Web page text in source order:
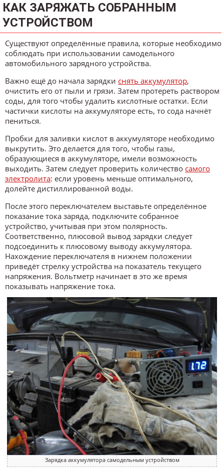
КАК ЗАРЯЖАТЬ СОБРАННЫМ
УСТРОЙСТВОМ
Существуют определённые правила, которые необходимо
соблюдать при использовании самодельного
автомобильного зарядного устройства.
Важно ещё до начала зарядки снять аккумулятор,
очистить его от пыли и грязи. Затем протереть раствором
соды, для того чтобы удалить кислотные остатки. Если
частички кислоты на аккумуляторе есть, то сода начнёт
пениться.
Пробки для заливки кислот в аккумуляторе необходимо
выкрутить. Это делается для того, чтобы газы,
образующиеся в аккумуляторе, имели возможность
выходить. Затем следует проверить количество самого
электролита: если уровень меньше оптимального,
долейте дистиллированной воды.
После этого переключателем выставьте определённое
показание тока заряда, подключите собранное
устройство, учитывая при этом полярность.
Соответственно, плюсовой вывод зарядки следует
подсоединить к плюсовому выводу аккумулятора.
Нахождение переключателя в нижнем положении
приведёт стрелку устройства на показатель текущего
напряжения. Вольтметр начинает в это же время
показывать напряжение тока.
Зарядка аккумулятора самодельным устройством